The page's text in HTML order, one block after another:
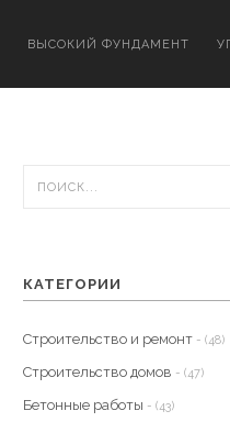
ВЫСОКИЙ ФУНДАМЕНТ
КАТЕГОРИИ
Строительство и ремонт - (48)
Строительство домов - (47)
Бетонные работы - (43)